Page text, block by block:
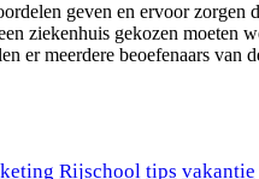
geven en ervoor
ziekenhuis gekozen
er meerdere beoefenaars van
Rijschool tips vakantie